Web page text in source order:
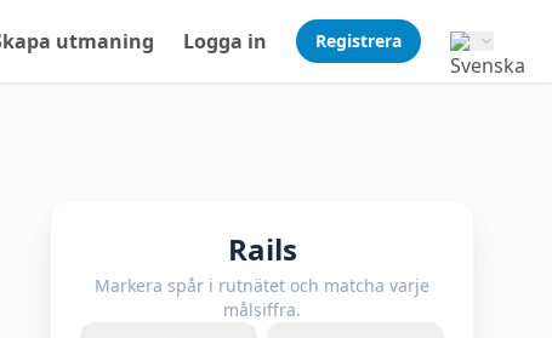
utmaning Logga in Registrera
Rails
Markera spår i rutnätet och matcha varje
målsiffra.